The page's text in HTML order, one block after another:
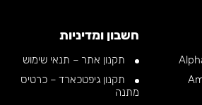
חשבון ומדיניות
תקנון אתר – תנאי שימוש
תקנון גיפטכארד – כרטיס
מתנה